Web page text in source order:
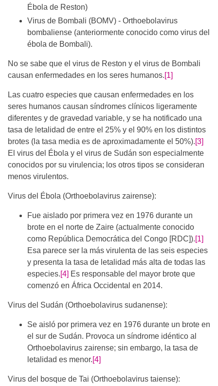
Ébola de Reston)
Virus de Bombali (BOMV) - Orthoebolavirus
bombaliense (anteriormente conocido como virus del
ébola de Bombali).
No se sabe que el virus de Reston y el virus de Bombali
causan enfermedades en los seres humanos.[1]
Las cuatro especies que causan enfermedades en los
seres humanos causan síndromes clínicos ligeramente
diferentes y de gravedad variable, y se ha notificado una
tasa de letalidad de entre el 25% y el 90% en los distintos
brotes (la tasa media es de aproximadamente el 50%).[3]
El virus del Ébola y el virus de Sudán son especialmente
conocidos por su virulencia; los otros tipos se consideran
menos virulentos.
Virus del Ébola (Orthoebolavirus zairense):
Fue aislado por primera vez en 1976 durante un
brote en el norte de Zaire (actualmente conocido
como República Democrática del Congo [RDC]).[1]
Esa parece ser la más virulenta de las seis especies
y presenta la tasa de letalidad más alta de todas las
especies.[4] Es responsable del mayor brote que
comenzó en África Occidental en 2014.
Virus del Sudán (Orthoebolavirus sudanense):
Se aisló por primera vez en 1976 durante un brote en
el sur de Sudán. Provoca un síndrome idéntico al
Orthoebolavirus zairense; sin embargo, la tasa de
letalidad es menor.[4]
Virus del bosque de Tai (Orthoebolavirus taiense):